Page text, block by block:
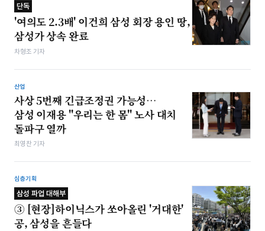
단독
'여의도 2.3배' 이건희 삼성 회장 용인 땅,
삼성가 상속 완료
차형조 기자
산업
사상 5번째 긴급조정권 가능성…
삼성 이재용 "우리는 한 몸" 노사 대치
돌파구 열까
최영찬 기자
심층기획
삼성 파업 대해부
③ [현장]하이닉스가 쏘아올린 '거대한'
공, 삼성을 흔들다